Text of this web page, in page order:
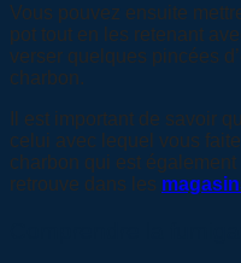
Vous pouvez ensuite
pot tout en les retenant
verser quelques pincées
charbon.
Il est important de savoir
celui avec lequel vous
charbon qui est
retrouve dans les